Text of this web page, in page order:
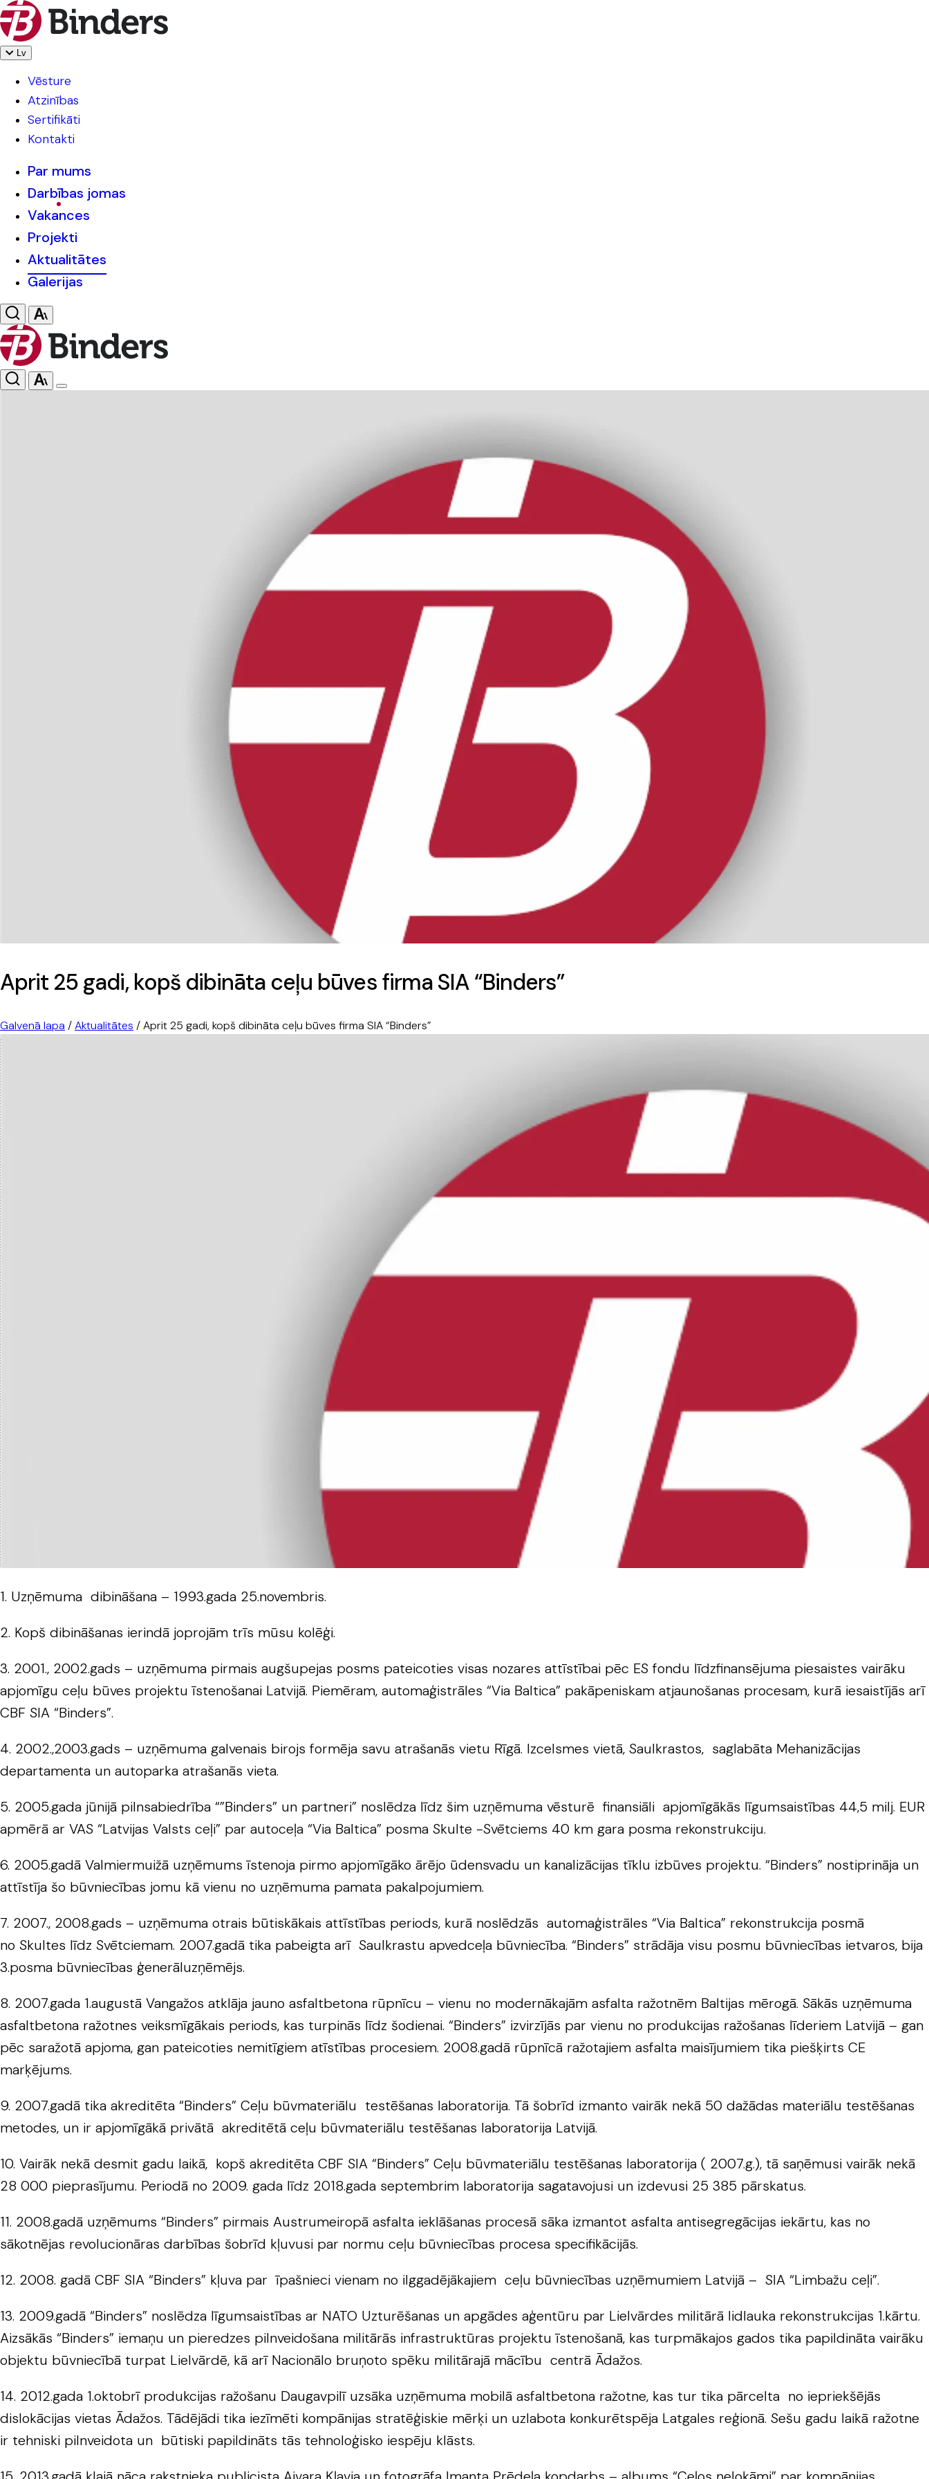
Lv
Vēsture
Atzinības
Sertifikāti
Kontakti
Par mums
Darbības jomas
Vakances
Projekti
Aktualitātes
Galerijas
Aprit 25 gadi, kopš dibināta ceļu būves firma SIA “Binders”
Galvenā lapa /Aktualitātes /Aprit 25 gadi, kopš dibināta ceļu būves firma SIA “Binders”
1. Uzņēmuma dibināšana – 1993.gada 25.novembris.
2. Kopš dibināšanas ierindā joprojām trīs mūsu kolēģi.
3. 2001., 2002.gads – uzņēmuma pirmais augšupejas posms pateicoties visas nozares attīstībai pēc ES fondu līdzfinansējuma piesaistes vairāku
apjomīgu ceļu būves projektu īstenošanai Latvijā. Piemēram, automaģistrāles “Via Baltica” pakāpeniskam atjaunošanas procesam, kurā iesaistījās arī
CBF SIA “Binders”.
4. 2002.,2003.gads – uzņēmuma galvenais birojs formēja savu atrašanās vietu Rīgā. Izcelsmes vietā, Saulkrastos, saglabāta Mehanizācijas
departamenta un autoparka atrašanās vieta.
5. 2005.gada jūnijā pilnsabiedrība “”Binders” un partneri” noslēdza līdz šim uzņēmuma vēsturē finansiāli apjomīgākās līgumsaistības 44,5 milj. EUR
apmērā ar VAS “Latvijas Valsts ceļi” par autoceļa “Via Baltica” posma Skulte -Svētciems 40 km gara posma rekonstrukciju.
6. 2005.gadā Valmiermuižā uzņēmums īstenoja pirmo apjomīgāko ārējo ūdensvadu un kanalizācijas tīklu izbūves projektu. “Binders” nostiprināja un
attīstīja šo būvniecības jomu kā vienu no uzņēmuma pamata pakalpojumiem.
7. 2007., 2008.gads – uzņēmuma otrais būtiskākais attīstības periods, kurā noslēdzās automaģistrāles “Via Baltica” rekonstrukcija posmā
no Skultes līdz Svētciemam. 2007.gadā tika pabeigta arī Saulkrastu apvedceļa būvniecība. “Binders” strādāja visu posmu būvniecības ietvaros, bija
3.posma būvniecības ģenerāluzņēmējs.
8. 2007.gada 1.augustā Vangažos atklāja jauno asfaltbetona rūpnīcu – vienu no modernākajām asfalta ražotnēm Baltijas mērogā. Sākās uzņēmuma
asfaltbetona ražotnes veiksmīgākais periods, kas turpinās līdz šodienai. “Binders” izvirzījās par vienu no produkcijas ražošanas līderiem Latvijā – gan
pēc saražotā apjoma, gan pateicoties nemitīgiem atīstības procesiem. 2008.gadā rūpnīcā ražotajiem asfalta maisījumiem tika piešķirts CE
marķējums.
9. 2007.gadā tika akreditēta “Binders” Ceļu būvmateriālu testēšanas laboratorija. Tā šobrīd izmanto vairāk nekā 50 dažādas materiālu testēšanas
metodes, un ir apjomīgākā privātā akreditētā ceļu būvmateriālu testēšanas laboratorija Latvijā.
10. Vairāk nekā desmit gadu laikā, kopš akreditēta CBF SIA “Binders” Ceļu būvmateriālu testēšanas laboratorija ( 2007.g.), tā saņēmusi vairāk nekā
28 000 pieprasījumu. Periodā no 2009. gada līdz 2018.gada septembrim laboratorija sagatavojusi un izdevusi 25 385 pārskatus.
11. 2008.gadā uzņēmums “Binders” pirmais Austrumeiropā asfalta ieklāšanas procesā sāka izmantot asfalta antisegregācijas iekārtu, kas no
sākotnējas revolucionāras darbības šobrīd kļuvusi par normu ceļu būvniecības procesa specifikācijās.
12. 2008. gadā CBF SIA “Binders” kļuva par īpašnieci vienam no ilggadējākajiem ceļu būvniecības uzņēmumiem Latvijā – SIA “Limbažu ceļi”.
13. 2009.gadā “Binders” noslēdza līgumsaistības ar NATO Uzturēšanas un apgādes aģentūru par Lielvārdes militārā lidlauka rekonstrukcijas 1.kārtu.
Aizsākās “Binders” iemaņu un pieredzes pilnveidošana militārās infrastruktūras projektu īstenošanā, kas turpmākajos gados tika papildināta vairāku
objektu būvniecībā turpat Lielvārdē, kā arī Nacionālo bruņoto spēku militārajā mācību centrā Ādažos.
14. 2012.gada 1.oktobrī produkcijas ražošanu Daugavpilī uzsāka uzņēmuma mobilā asfaltbetona ražotne, kas tur tika pārcelta no iepriekšējās
dislokācijas vietas Ādažos. Tādējādi tika iezīmēti kompānijas stratēģiskie mērķi un uzlabota konkurētspēja Latgales reģionā. Sešu gadu laikā ražotne
ir tehniski pilnveidota un būtiski papildināts tās tehnoloģisko iespēju klāsts.